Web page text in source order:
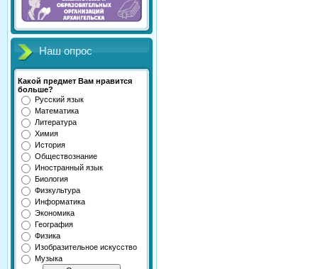
Наш опрос
Какой предмет Вам нравится
больше?
Русский язык
Математика
Литература
Химия
История
Обществознание
Иностранный язык
Биология
Физкультура
Информатика
Экономика
География
Физика
Изобразительное искусство
Музыка